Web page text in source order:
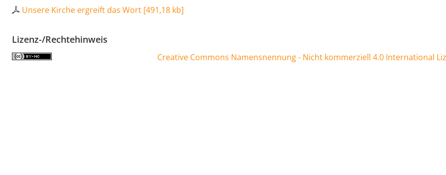
Unsere Kirche ergreift das Wort [491,18 kb]
Lizenz-/Rechtehinweis
Creative Commons Namensnennung - Nicht kommerziell 4.0 International